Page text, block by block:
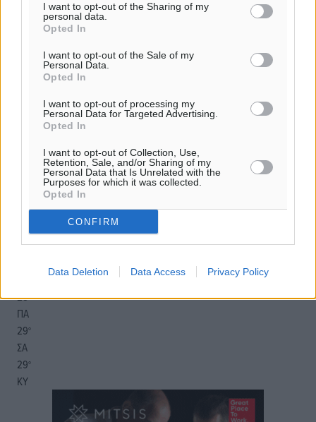
I want to opt-out of the Sharing of my
personal data.
Opted In
I want to opt-out of the Sale of my
Personal Data.
Opted In
I want to opt-out of processing my
Personal Data for Targeted Advertising.
Opted In
I want to opt-out of Collection, Use,
Retention, Sale, and/or Sharing of my
Personal Data that Is Unrelated with the
Purposes for which it was collected.
Opted In
CONFIRM
Data Deletion Data Access Privacy Policy
αίθριος καιρός
km/h
29°
06:16
20:09
πρόγνωση:
28°
ΠΑ
29°
ΣΑ
29°
ΚΥ